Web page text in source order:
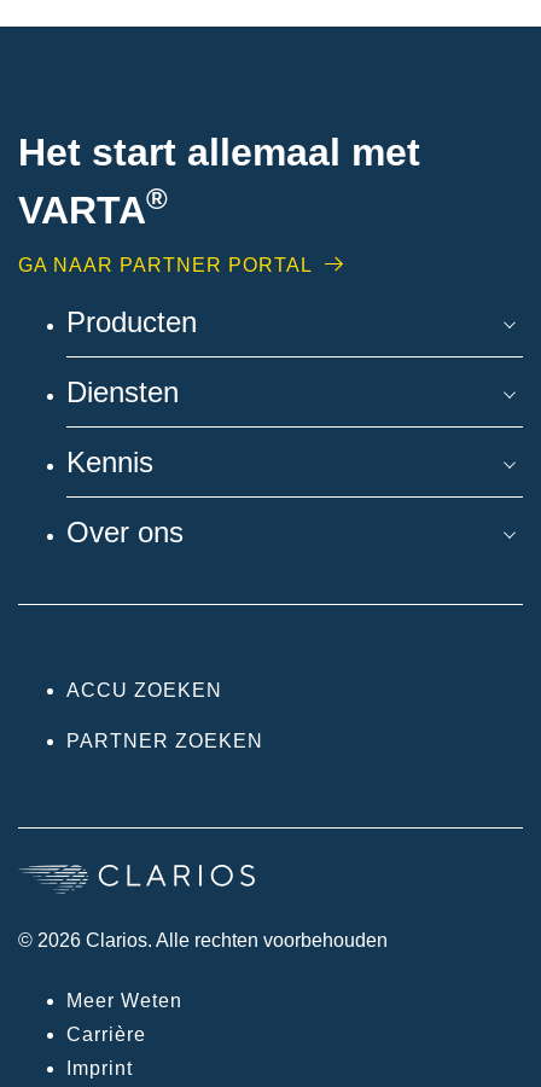
Het start allemaal met
VARTA®
GA NAAR PARTNER PORTAL
Producten
Diensten
Kennis
Over ons
ACCU ZOEKEN
PARTNER ZOEKEN
© 2026 Clarios. Alle rechten voorbehouden
Meer Weten
Carrière
Imprint